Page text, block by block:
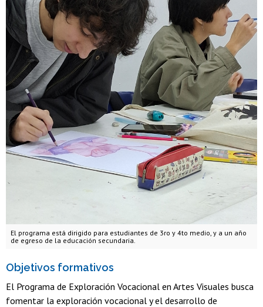
El programa está dirigido para estudiantes de 3ro y 4to medio, y a un año
de egreso de la educación secundaria.
Objetivos formativos
El Programa de Exploración Vocacional en Artes Visuales busca
fomentar la exploración vocacional y el desarrollo de